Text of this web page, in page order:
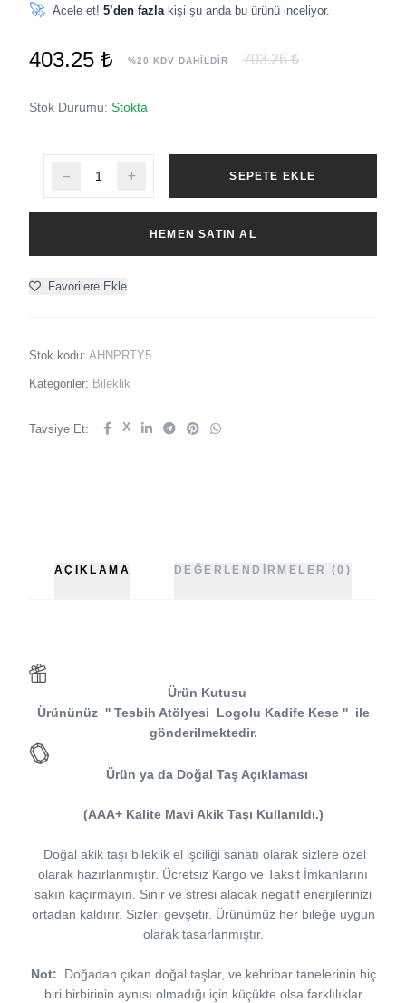
🚀 Acele et! 5’den fazla kişi şu anda bu ürünü inceliyor.
403.25 ₺ %20 KDV DAHİLDİR 703.26 ₺
Stok Durumu: Stokta
SEPETE EKLE
HEMEN SATIN AL
Favorilere Ekle
Stok kodu: AHNPRTY5
Kategoriler: Bileklik
Tavsiye Et: X
AÇIKLAMA DEĞERLENDIRMELER (0)
Ürün Kutusu
Ürününüz '' Tesbih Atölyesi Logolu Kadife Kese '' ile
gönderilmektedir.
Ürün ya da Doğal Taş Açıklaması
(AAA+ Kalite Mavi Akik Taşı Kullanıldı.)
Doğal akik taşı bileklik el işciliği sanatı olarak sizlere özel
olarak hazırlanmıştır. Ücretsiz Kargo ve Taksit İmkanlarını
sakın kaçırmayın. Sinir ve stresi alacak negatif enerjilerinizi
ortadan kaldırır. Sizleri gevşetir. Ürünümüz her bileğe uygun
olarak tasarlanmıştır.
Not:
Doğadan çıkan doğal taşlar, ve kehribar tanelerinin hiç
biri birbirinin aynısı olmadığı için küçükte olsa farklılıklar